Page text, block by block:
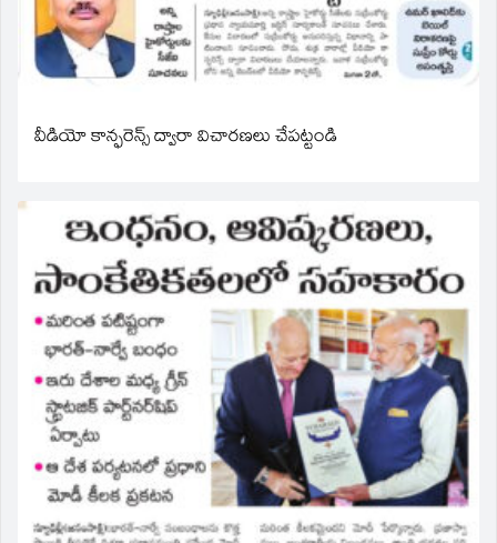
వీడియో కాన్ఫరెన్స్ ద్వారా విచారణలు చేపట్టండి